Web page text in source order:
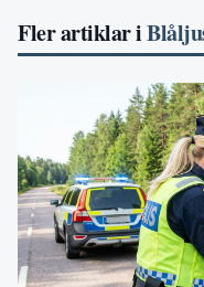
Fler artiklar i